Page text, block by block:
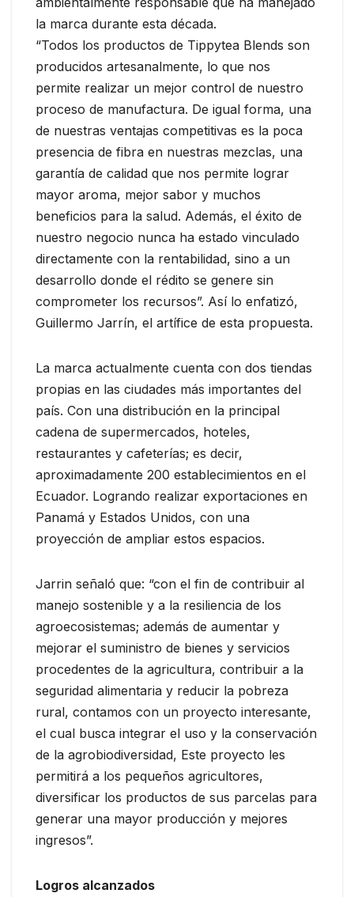
la marca durante esta década.
“Todos los productos de Tippytea Blends son
producidos artesanalmente, lo que nos
permite realizar un mejor control de nuestro
proceso de manufactura. De igual forma, una
de nuestras ventajas competitivas es la poca
presencia de fibra en nuestras mezclas, una
garantía de calidad que nos permite lograr
mayor aroma, mejor sabor y muchos
beneficios para la salud. Además, el éxito de
nuestro negocio nunca ha estado vinculado
directamente con la rentabilidad, sino a un
desarrollo donde el rédito se genere sin
comprometer los recursos”. Así lo enfatizó,
Guillermo Jarrín, el artífice de esta propuesta.
La marca actualmente cuenta con dos tiendas
propias en las ciudades más importantes del
país. Con una distribución en la principal
cadena de supermercados, hoteles,
restaurantes y cafeterías; es decir,
aproximadamente 200 establecimientos en el
Ecuador. Logrando realizar exportaciones en
Panamá y Estados Unidos, con una
proyección de ampliar estos espacios.
Jarrin señaló que: “con el fin de contribuir al
manejo sostenible y a la resiliencia de los
agroecosistemas; además de aumentar y
mejorar el suministro de bienes y servicios
procedentes de la agricultura, contribuir a la
seguridad alimentaria y reducir la pobreza
rural, contamos con un proyecto interesante,
el cual busca integrar el uso y la conservación
de la agrobiodiversidad, Este proyecto les
permitirá a los pequeños agricultores,
diversificar los productos de sus parcelas para
generar una mayor producción y mejores
ingresos”.
Logros alcanzados